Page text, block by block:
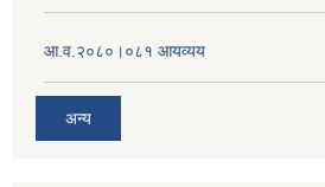
आ.व.२०८०।०८१ आयव्यय
अन्य